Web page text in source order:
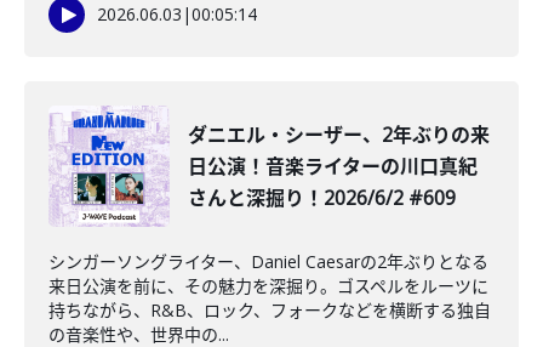
2026.06.03 |00:05:14
ダニエル・シーザー、2年ぶりの来
日公演！音楽ライターの川口真紀
さんと深掘り！2026/6/2 #609
シンガーソングライター、Daniel Caesarの2年ぶりとなる
来日公演を前に、その魅力を深掘り。ゴスペルをルーツに
持ちながら、R&B、ロック、フォークなどを横断する独自
の音楽性や、世界中の...